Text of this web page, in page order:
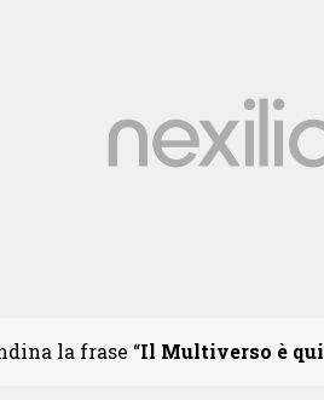
la frase “Il Multiverso è qui